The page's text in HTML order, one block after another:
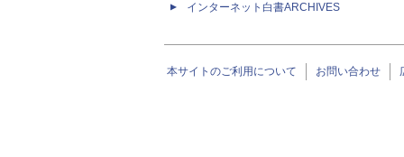
インターネット白書ARCHIVES
本サイトのご利用について お問い合わせ